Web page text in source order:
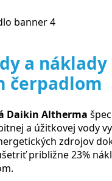
a náklady
čerpadlom
Daikin Altherma
a úžitkovej vody
zdrojov
približne 23%